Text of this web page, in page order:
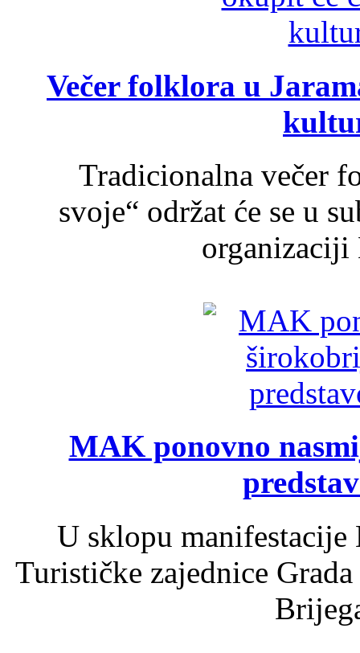
Večer folklora u
Tradicionalna večer
svoje“ održat će se u
organizaciji
MAK ponovno
U sklopu
Turističke zajednice